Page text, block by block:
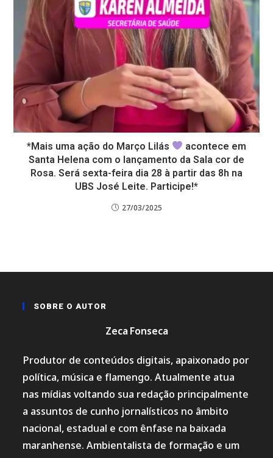
*Mais uma ação do Março Lilás
acontece em
Santa Helena com o lançamento da Sala cor de
Rosa. Será sexta-feira dia 28 à partir das 8h na
UBS José Leite. Participe!*
27/03/2025
SOBRE O AUTOR
Zeca Fonseca
Produtor de conteúdos digitais, apaixonado por
política, música e flamengo. Atualmente atua
nas mídias voltando sua redação principalmente
a assuntos de cunho jornalísticos no âmbito
nacional, estadual e com ênfase na baixada
maranhense. Ambientalista de formação e um